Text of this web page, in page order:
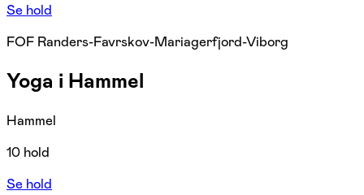
Se hold
FOF Randers-Favrskov-Mariagerfjord-Viborg
Yoga i Hammel
Hammel
10 hold
Se hold